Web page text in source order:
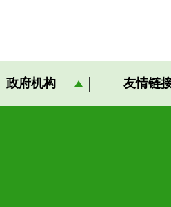
政府机构 友情链